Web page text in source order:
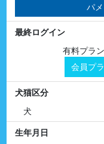
パ
最終ログイン
有料プラ
会員プ
犬猫区分
犬
生年月日